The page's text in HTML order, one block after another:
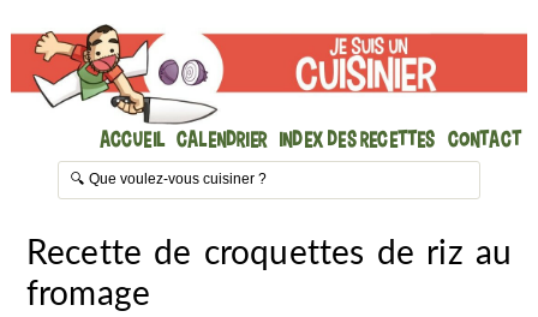
Accueil Calendrier Index des recettes Contact
Recette de croquettes de riz au
fromage